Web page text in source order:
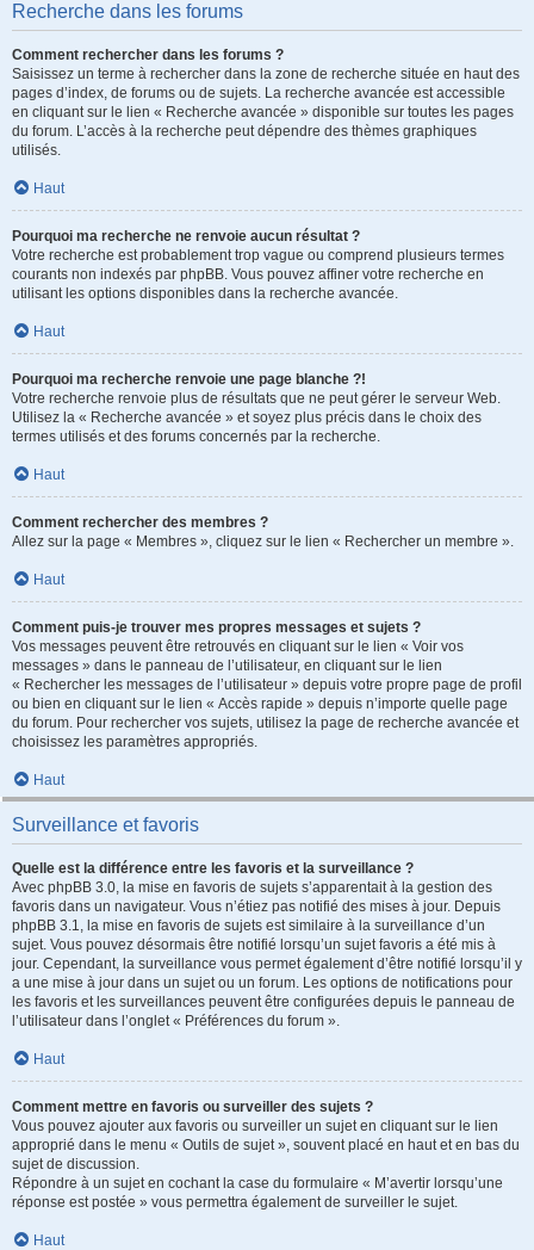
Recherche dans les forums
Comment rechercher dans les forums ?
Saisissez un terme à rechercher dans la zone de recherche située en haut des
pages d’index, de forums ou de sujets. La recherche avancée est accessible
en cliquant sur le lien « Recherche avancée » disponible sur toutes les pages
du forum. L’accès à la recherche peut dépendre des thèmes graphiques
utilisés.
Haut
Pourquoi ma recherche ne renvoie aucun résultat ?
Votre recherche est probablement trop vague ou comprend plusieurs termes
courants non indexés par phpBB. Vous pouvez affiner votre recherche en
utilisant les options disponibles dans la recherche avancée.
Haut
Pourquoi ma recherche renvoie une page blanche ?!
Votre recherche renvoie plus de résultats que ne peut gérer le serveur Web.
Utilisez la « Recherche avancée » et soyez plus précis dans le choix des
termes utilisés et des forums concernés par la recherche.
Haut
Comment rechercher des membres ?
Allez sur la page « Membres », cliquez sur le lien « Rechercher un membre ».
Haut
Comment puis-je trouver mes propres messages et sujets ?
Vos messages peuvent être retrouvés en cliquant sur le lien « Voir vos
messages » dans le panneau de l’utilisateur, en cliquant sur le lien
« Rechercher les messages de l’utilisateur » depuis votre propre page de profil
ou bien en cliquant sur le lien « Accès rapide » depuis n’importe quelle page
du forum. Pour rechercher vos sujets, utilisez la page de recherche avancée et
choisissez les paramètres appropriés.
Haut
Surveillance et favoris
Quelle est la différence entre les favoris et la surveillance ?
Avec phpBB 3.0, la mise en favoris de sujets s’apparentait à la gestion des
favoris dans un navigateur. Vous n’étiez pas notifié des mises à jour. Depuis
phpBB 3.1, la mise en favoris de sujets est similaire à la surveillance d’un
sujet. Vous pouvez désormais être notifié lorsqu’un sujet favoris a été mis à
jour. Cependant, la surveillance vous permet également d’être notifié lorsqu’il y
a une mise à jour dans un sujet ou un forum. Les options de notifications pour
les favoris et les surveillances peuvent être configurées depuis le panneau de
l’utilisateur dans l’onglet « Préférences du forum ».
Haut
Comment mettre en favoris ou surveiller des sujets ?
Vous pouvez ajouter aux favoris ou surveiller un sujet en cliquant sur le lien
approprié dans le menu « Outils de sujet », souvent placé en haut et en bas du
sujet de discussion.
Répondre à un sujet en cochant la case du formulaire « M’avertir lorsqu’une
réponse est postée » vous permettra également de surveiller le sujet.
Haut